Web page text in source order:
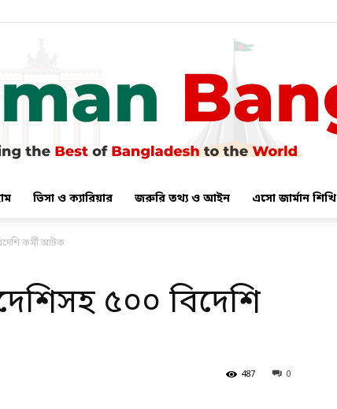
ভিসা ও ক্যারিয়ার জরুরি তথ্য ও আইন এসো জার্মান শিখি
কর্মী আটক
৫০০ বিদেশি
0
487